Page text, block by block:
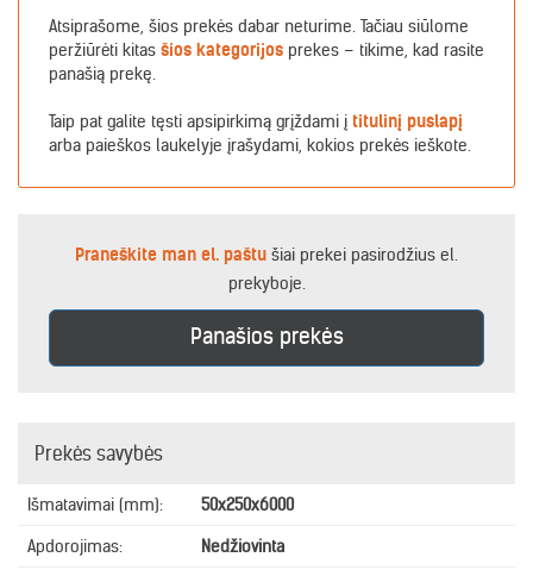
Atsiprašome, šios prekės dabar neturime. Tačiau siūlome
peržiūrėti kitas šios kategorijos prekes – tikime, kad rasite
panašią prekę.
Taip pat galite tęsti apsipirkimą grįždami į titulinį puslapį
arba paieškos laukelyje įrašydami, kokios prekės ieškote.
Praneškite man el. paštu šiai prekei pasirodžius el.
prekyboje.
Panašios prekės
Prekės savybės
Išmatavimai (mm):
50x250x6000
Apdorojimas:
Nedžiovinta